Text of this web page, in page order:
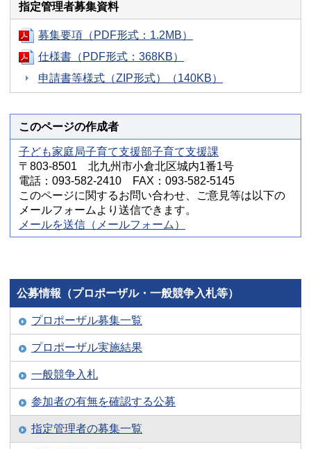
指定管理者募集資料
募集要項（PDF形式：1.2MB）
仕様書（PDF形式：368KB）
申請書等様式（ZIP形式）（140KB）
このページの作成者
子ども家庭局子育て支援部子育て支援課
〒803-8501 北九州市小倉北区城内1番1号
電話：093-582-2410 FAX：093-582-5145
このページに関するお問い合わせ、ご意見等は以下の
メールフォームより送信できます。
メールを送信（メールフォーム）
公募情報（プロポーザル・一般競争入札等）
プロポーザル募集一覧
プロポーザル実施結果
一般競争入札
参加者の有無を確認する公募
指定管理者の募集一覧